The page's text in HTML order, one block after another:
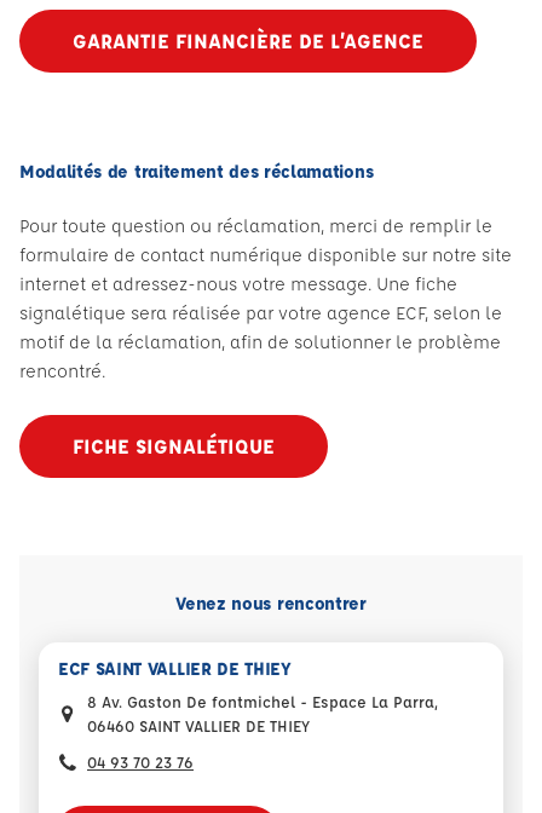
GARANTIE FINANCIÈRE DE L’AGENCE
Modalités de traitement des réclamations
Pour toute question ou réclamation, merci de remplir le
formulaire de contact numérique disponible sur notre site
internet et adressez-nous votre message. Une fiche
signalétique sera réalisée par votre agence ECF, selon le
motif de la réclamation, afin de solutionner le problème
rencontré.
FICHE SIGNALÉTIQUE
Venez nous rencontrer
ECF SAINT VALLIER DE THIEY
8 Av. Gaston De fontmichel - Espace La Parra,
06460 SAINT VALLIER DE THIEY
04 93 70 23 76